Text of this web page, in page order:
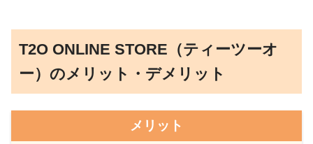
T2O ONLINE STORE（ティーツーオ
ー）のメリット・デメリット
メリット